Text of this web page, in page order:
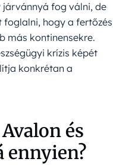
fog válni, de
hogy a fertőzés
más kontinensekre.
krízis képét
konkrétan a
és